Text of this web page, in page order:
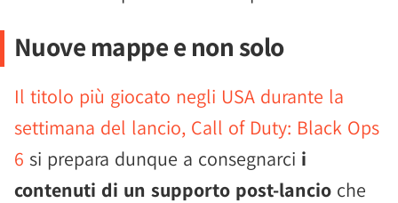
Nuove mappe e non solo
Il titolo più giocato negli USA durante la
settimana del lancio, Call of Duty: Black Ops
6 si prepara dunque a consegnarci i
contenuti di un supporto post-lancio che